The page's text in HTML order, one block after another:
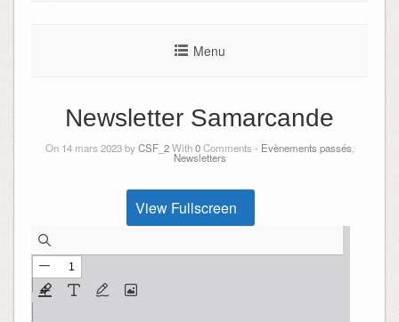
Menu
Newsletter Samarcande
On 14 mars 2023 byCSF_2With0Comments - Evènements passés
Newsletters
View Fullscreen